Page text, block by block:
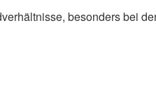
besonders bei